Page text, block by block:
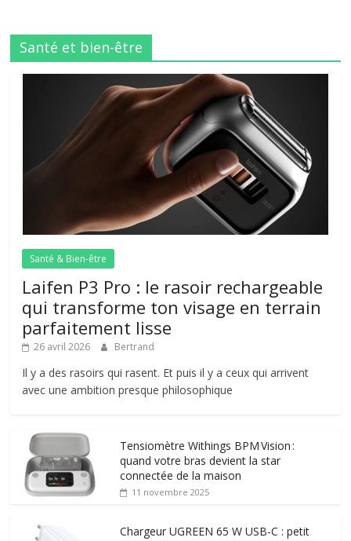
Santé et bien-être
Santé & Bien-être
Laifen P3 Pro : le rasoir rechargeable
qui transforme ton visage en terrain
parfaitement lisse
26 avril 2026 Bertrand
Il y a des rasoirs qui rasent. Et puis il y a ceux qui arrivent
avec une ambition presque philosophique
Tensiomètre Withings BPM Vision :
quand votre bras devient la star
connectée de la maison
11 novembre 2025
Chargeur UGREEN 65 W USB-C : petit